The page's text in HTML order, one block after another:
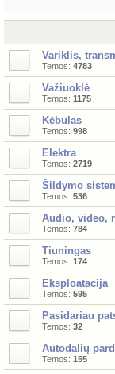
Variklis,
Temos: 4783
Važiuoklė
Temos: 1175
Kėbulas
Temos: 998
Elektra
Temos: 2719
Šildymo
Temos: 536
Audio, video,
Temos: 784
Tiuningas
Temos: 174
Eksploatacija
Temos: 595
Pasidariau
Temos: 32
Autodalių
Temos: 155